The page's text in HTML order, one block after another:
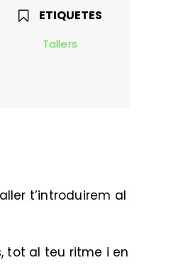
ETIQUETES
Tallers
t’introduirem al
tot al teu ritme i en